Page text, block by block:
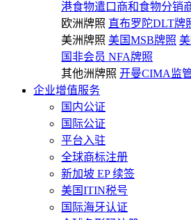
港食物遣口商和食物分销
欧洲牌照 直布罗陀DLT牌
美洲牌照 美国MSB牌照
国非会员 NFA牌照
其他洲牌照 开曼CIMA监
企业增值服务
国内公证
国际公证
平台入驻
全球商标注册
新加坡 EP 续签
美国ITIN税号
国际海牙认证